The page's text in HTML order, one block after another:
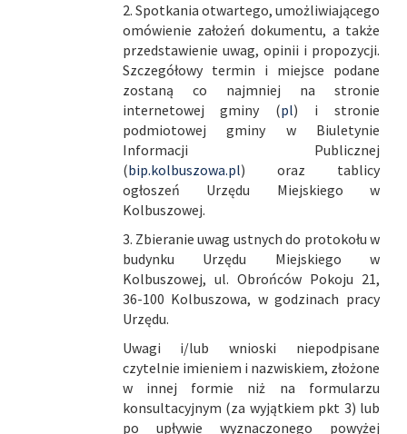
2. Spotkania otwartego, umożliwiającego
omówienie założeń dokumentu, a także
przedstawienie uwag, opinii i propozycji.
Szczegółowy termin i miejsce podane
zostaną co najmniej na stronie
internetowej gminy (pl) i stronie
podmiotowej gminy w Biuletynie
Informacji Publicznej
(bip.kolbuszowa.pl) oraz tablicy
ogłoszeń Urzędu Miejskiego w
Kolbuszowej.
3. Zbieranie uwag ustnych do protokołu w
budynku Urzędu Miejskiego w
Kolbuszowej, ul. Obrońców Pokoju 21,
36-100 Kolbuszowa, w godzinach pracy
Urzędu.
Uwagi i/lub wnioski niepodpisane
czytelnie imieniem i nazwiskiem, złożone
w innej formie niż na formularzu
konsultacyjnym (za wyjątkiem pkt 3) lub
po upływie wyznaczonego powyżej